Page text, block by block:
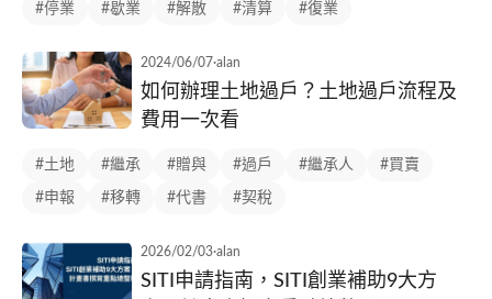
#停業 #歇業 #解散 #清算 #復業
2024/06/07·alan
如何辦理土地過戶？土地過戶流程及
費用一次看
#土地 #繼承 #贈與 #過戶 #繼承人 #買賣
#申報 #移轉 #代書 #契稅
2026/02/03·alan
SITI申請指南，SITI創業補助9大方